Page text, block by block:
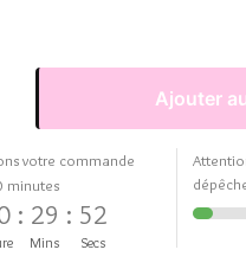
Ajouter
votre commande
minutes
: 29
Mins
: 51
Secs